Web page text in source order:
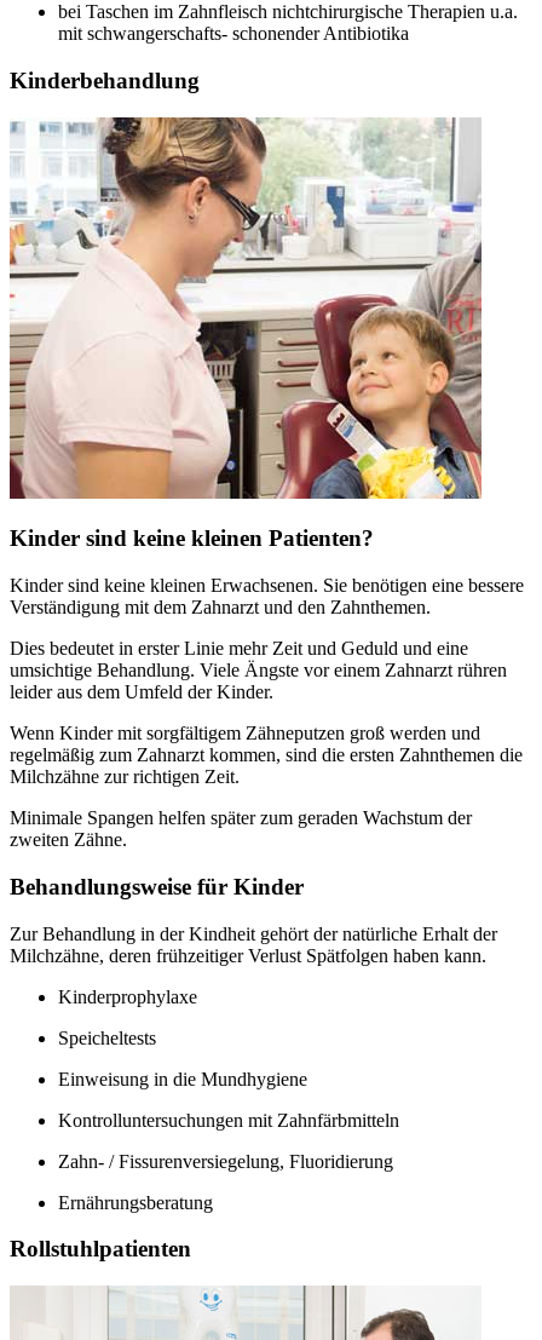
bei Taschen im Zahnfleisch nichtchirurgische Therapien u.a.
mit schwangerschafts- schonender Antibiotika
Kinderbehandlung
Kinder sind keine kleinen Patienten?
Kinder sind keine kleinen Erwachsenen. Sie benötigen eine bessere
Verständigung mit dem Zahnarzt und den Zahnthemen.
Dies bedeutet in erster Linie mehr Zeit und Geduld und eine
umsichtige Behandlung. Viele Ängste vor einem Zahnarzt rühren
leider aus dem Umfeld der Kinder.
Wenn Kinder mit sorgfältigem Zähneputzen groß werden und
regelmäßig zum Zahnarzt kommen, sind die ersten Zahnthemen die
Milchzähne zur richtigen Zeit.
Minimale Spangen helfen später zum geraden Wachstum der
zweiten Zähne.
Behandlungsweise für Kinder
Zur Behandlung in der Kindheit gehört der natürliche Erhalt der
Milchzähne, deren frühzeitiger Verlust Spätfolgen haben kann.
Kinderprophylaxe
Speicheltests
Einweisung in die Mundhygiene
Kontrolluntersuchungen mit Zahnfärbmitteln
Zahn- / Fissurenversiegelung, Fluoridierung
Ernährungsberatung
Rollstuhlpatienten